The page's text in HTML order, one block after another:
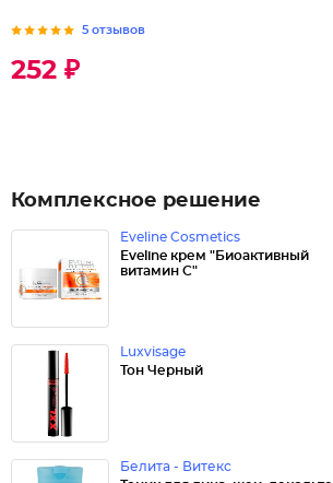
5 отзывов
252 ₽
Комплексное решение
Eveline Cosmetics
Еveline крем "Биоактивный
витамин С"
Luxvisage
Тон Черный
Белита - Витекс